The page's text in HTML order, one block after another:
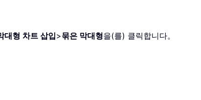
대형 차트 삽입>묶은 막대형을(를) 클릭합니다。